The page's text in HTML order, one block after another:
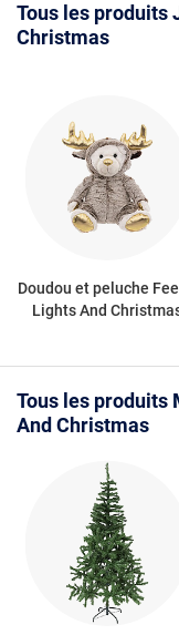
Tous les produits
Christmas
Doudou et peluche
Lights And
Tous les produits
And Christmas